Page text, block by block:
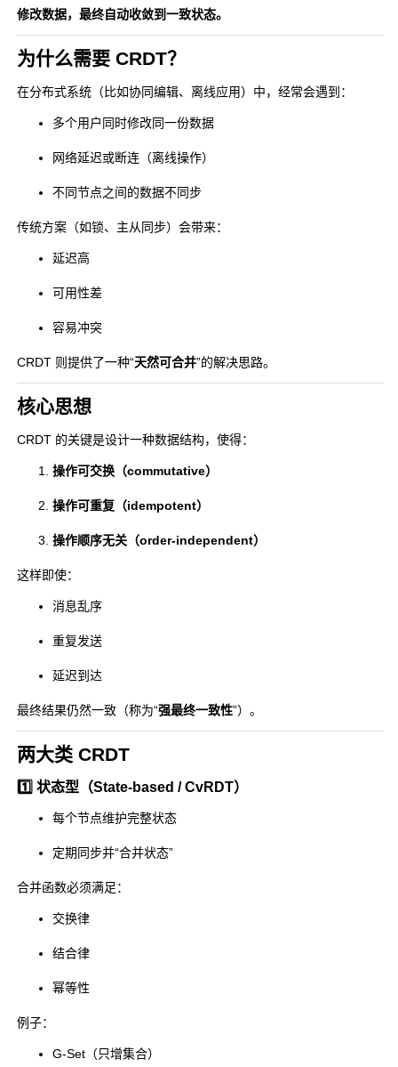
修改数据，最终自动收敛到一致状态。
为什么需要 CRDT？
在分布式系统（比如协同编辑、离线应用）中，经常会遇到：
多个用户同时修改同一份数据
网络延迟或断连（离线操作）
不同节点之间的数据不同步
传统方案（如锁、主从同步）会带来：
延迟高
可用性差
容易冲突
CRDT 则提供了一种“天然可合并”的解决思路。
核心思想
CRDT 的关键是设计一种数据结构，使得：
操作可交换（commutative）
操作可重复（idempotent）
操作顺序无关（order-independent）
这样即使：
消息乱序
重复发送
延迟到达
最终结果仍然一致（称为“强最终一致性”）。
两大类 CRDT
1️⃣ 状态型（State-based / CvRDT）
每个节点维护完整状态
定期同步并“合并状态”
合并函数必须满足：
交换律
结合律
幂等性
例子：
G-Set（只增集合）